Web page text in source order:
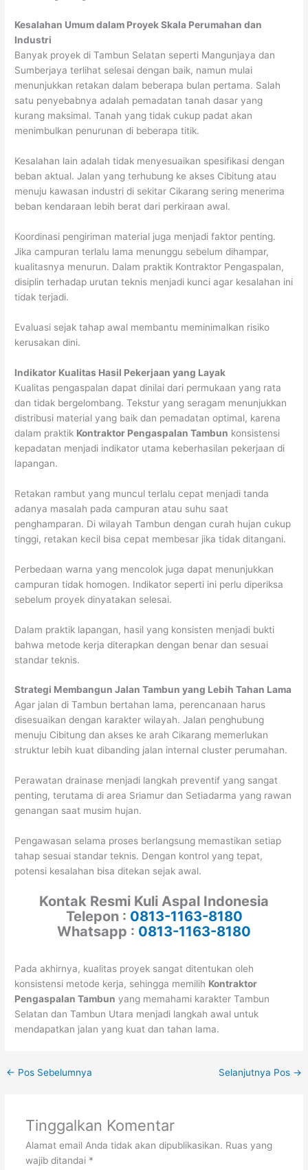
Kesalahan Umum dalam Proyek Skala Perumahan dan
Industri
Banyak proyek di Tambun Selatan seperti Mangunjaya dan
Sumberjaya terlihat selesai dengan baik, namun mulai
menunjukkan retakan dalam beberapa bulan pertama. Salah
satu penyebabnya adalah pemadatan tanah dasar yang
kurang maksimal. Tanah yang tidak cukup padat akan
menimbulkan penurunan di beberapa titik.
Kesalahan lain adalah tidak menyesuaikan spesifikasi dengan
beban aktual. Jalan yang terhubung ke akses Cibitung atau
menuju kawasan industri di sekitar Cikarang sering menerima
beban kendaraan lebih berat dari perkiraan awal.
Koordinasi pengiriman material juga menjadi faktor penting.
Jika campuran terlalu lama menunggu sebelum dihampar,
kualitasnya menurun. Dalam praktik Kontraktor Pengaspalan,
disiplin terhadap urutan teknis menjadi kunci agar kesalahan ini
tidak terjadi.
Evaluasi sejak tahap awal membantu meminimalkan risiko
kerusakan dini.
Indikator Kualitas Hasil Pekerjaan yang Layak
Kualitas pengaspalan dapat dinilai dari permukaan yang rata
dan tidak bergelombang. Tekstur yang seragam menunjukkan
distribusi material yang baik dan pemadatan optimal, karena
dalam praktik Kontraktor Pengaspalan Tambun konsistensi
kepadatan menjadi indikator utama keberhasilan pekerjaan di
lapangan.
Retakan rambut yang muncul terlalu cepat menjadi tanda
adanya masalah pada campuran atau suhu saat
penghamparan. Di wilayah Tambun dengan curah hujan cukup
tinggi, retakan kecil bisa cepat membesar jika tidak ditangani.
Perbedaan warna yang mencolok juga dapat menunjukkan
campuran tidak homogen. Indikator seperti ini perlu diperiksa
sebelum proyek dinyatakan selesai.
Dalam praktik lapangan, hasil yang konsisten menjadi bukti
bahwa metode kerja diterapkan dengan benar dan sesuai
standar teknis.
Strategi Membangun Jalan Tambun yang Lebih Tahan Lama
Agar jalan di Tambun bertahan lama, perencanaan harus
disesuaikan dengan karakter wilayah. Jalan penghubung
menuju Cibitung dan akses ke arah Cikarang memerlukan
struktur lebih kuat dibanding jalan internal cluster perumahan.
Perawatan drainase menjadi langkah preventif yang sangat
penting, terutama di area Sriamur dan Setiadarma yang rawan
genangan saat musim hujan.
Pengawasan selama proses berlangsung memastikan setiap
tahap sesuai standar teknis. Dengan kontrol yang tepat,
potensi kesalahan bisa ditekan sejak awal.
Kontak Resmi Kuli Aspal Indonesia
Telepon : 0813-1163-8180
Whatsapp : 0813-1163-8180
Pada akhirnya, kualitas proyek sangat ditentukan oleh
konsistensi metode kerja, sehingga memilih Kontraktor
Pengaspalan Tambun yang memahami karakter Tambun
Selatan dan Tambun Utara menjadi langkah awal untuk
mendapatkan jalan yang kuat dan tahan lama.
← Pos Sebelumnya Selanjutnya Pos →
Tinggalkan Komentar
Alamat email Anda tidak akan dipublikasikan. Ruas yang
wajib ditandai *